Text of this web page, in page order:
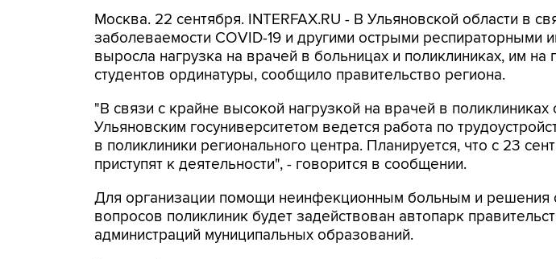
Москва. 22 сентября. INTERFAX.RU - В Ульяновской области в
заболеваемости COVID-19 и другими острыми респираторными
выросла нагрузка на врачей в больницах и поликлиниках, им
студентов ординатуры, сообщило правительство региона.
"В связи с крайне высокой нагрузкой на врачей в поликлиниках
Ульяновским госуниверситетом ведется работа по
в поликлиники регионального центра. Планируется, что с 23
приступят к деятельности", - говорится в сообщении.
Для организации помощи неинфекционным больным и решения
вопросов поликлиник будет задействован автопарк
администраций муниципальных образований.